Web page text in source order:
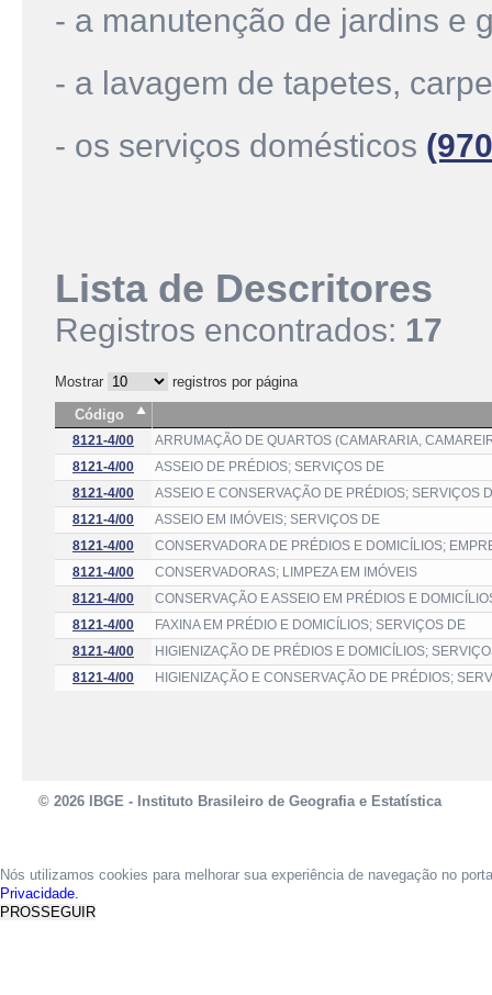
- a manutenção de jardins e
- a lavagem de tapetes,
- os serviços domésticos
Lista de Descritores
Registros encontrados: 17
Mostrar
registros por página
Código
8121-4/00
ARRUMAÇÃO DE QUARTOS (CAMARARIA,
8121-4/00
ASSEIO DE PRÉDIOS; SERVIÇOS DE
8121-4/00
ASSEIO E CONSERVAÇÃO DE PRÉDIOS; SERVIÇOS
8121-4/00
ASSEIO EM IMÓVEIS; SERVIÇOS DE
8121-4/00
CONSERVADORA DE PRÉDIOS E DOMICÍLIOS;
8121-4/00
CONSERVADORAS; LIMPEZA EM IMÓVEIS
8121-4/00
CONSERVAÇÃO E ASSEIO EM PRÉDIOS E
8121-4/00
FAXINA EM PRÉDIO E DOMICÍLIOS; SERVIÇOS DE
8121-4/00
HIGIENIZAÇÃO DE PRÉDIOS E DOMICÍLIOS;
8121-4/00
HIGIENIZAÇÃO E CONSERVAÇÃO DE PRÉDIOS;
© 2026 IBGE - Instituto Brasileiro de Geografia e Estatística
Nós utilizamos cookies para melhorar sua experiência de navegação no
Privacidade.
PROSSEGUIR